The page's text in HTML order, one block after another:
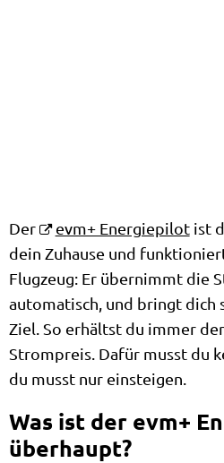
Der evm+ Energiepilotist
dein Zuhause und
Flugzeug: Er übernimmt die
automatisch, und bringt dich
Ziel. So erhältst du immer
Strompreis. Dafür musst du
du musst nur einsteigen.
Was ist der evm+
überhaupt?